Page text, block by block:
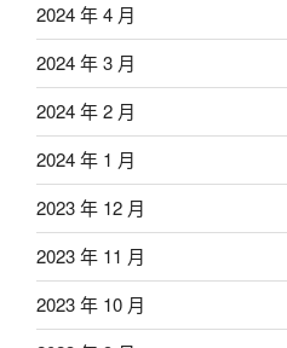
2024 年 4 月
2024 年 3 月
2024 年 2 月
2024 年 1 月
2023 年 12 月
2023 年 11 月
2023 年 10 月